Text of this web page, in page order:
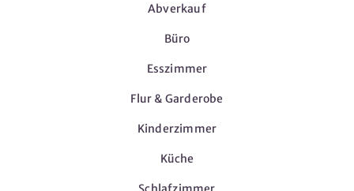
Abverkauf
Büro
Esszimmer
Flur & Garderobe
Kinderzimmer
Küche